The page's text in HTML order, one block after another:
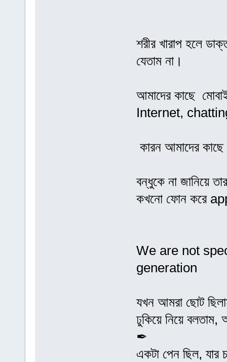
শরীর খারাপ হলে
যেতাম না।
আমাদের কাছে
Internet,
কারন আমাদের
বন্ধুকে না জানিয়ে
কখনো ফোন করে
We are not
generation
যখন আমরা ছোট
ঢুকিয়ে নিয়ে বলতাম,
✒
একটা পেন ছিল, যার